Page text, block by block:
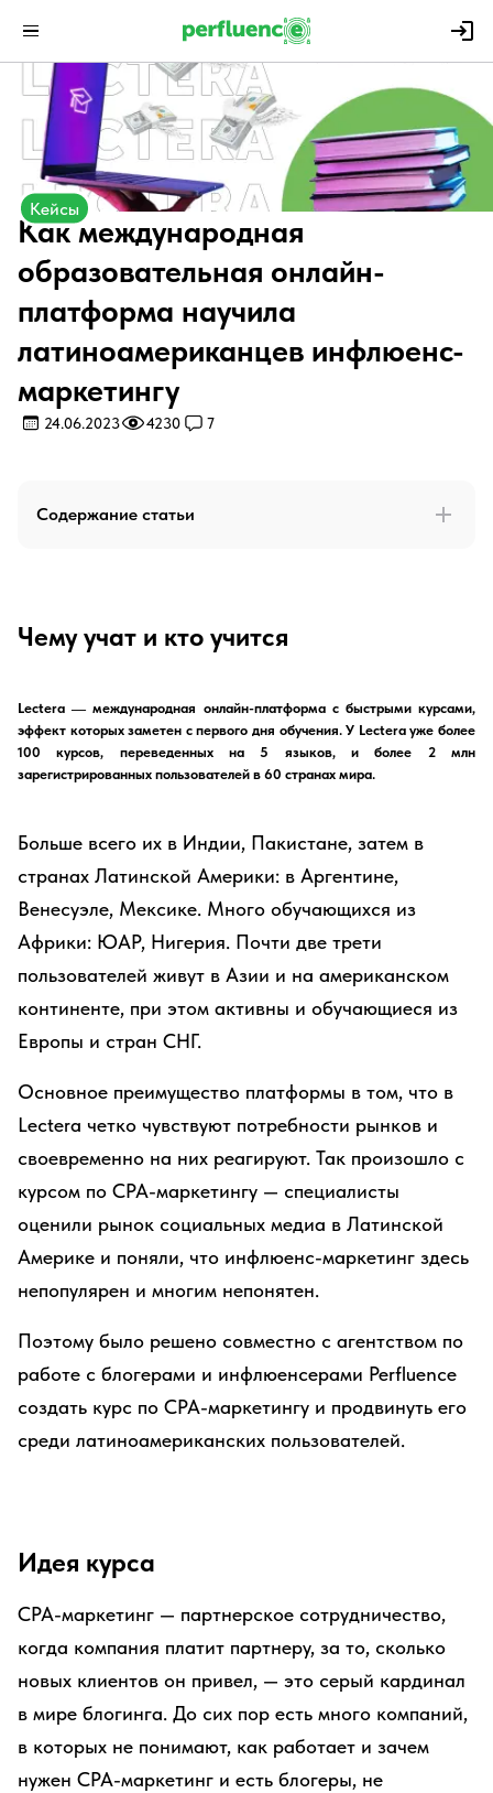
Кейсы
Как международная
образовательная онлайн-
платформа научила
латиноамериканцев инфлюенс-
маркетингу
24.06.2023 4230 7
Содержание статьи
Чему учат и кто учится
Lectera — международная онлайн-платформа с быстрыми курсами,
эффект которых заметен с первого дня обучения. У Lectera уже более
100 курсов, переведенных на 5 языков, и более 2 млн
зарегистрированных пользователей в 60 странах мира.
Больше всего их в Индии, Пакистане, затем в
странах Латинской Америки: в Аргентине,
Венесуэле, Мексике. Много обучающихся из
Африки: ЮАР, Нигерия. Почти две трети
пользователей живут в Азии и на американском
континенте, при этом активны и обучающиеся из
Европы и стран СНГ.
Основное преимущество платформы в том, что в
Lectera четко чувствуют потребности рынков и
своевременно на них реагируют. Так произошло с
курсом по СРА-маркетингу — специалисты
оценили рынок социальных медиа в Латинской
Америке и поняли, что инфлюенс-маркетинг здесь
непопулярен и многим непонятен.
Поэтому было решено совместно с агентством по
работе с блогерами и инфлюенсерами Perfluence
создать курс по СРА-маркетингу и продвинуть его
среди латиноамериканских пользователей.
Идея курса
CPA-маркетинг — партнерское сотрудничество,
когда компания платит партнеру, за то, сколько
новых клиентов он привел, — это серый кардинал
в мире блогинга. До сих пор есть много компаний,
в которых не понимают, как работает и зачем
нужен CPA-маркетинг и есть блогеры, не